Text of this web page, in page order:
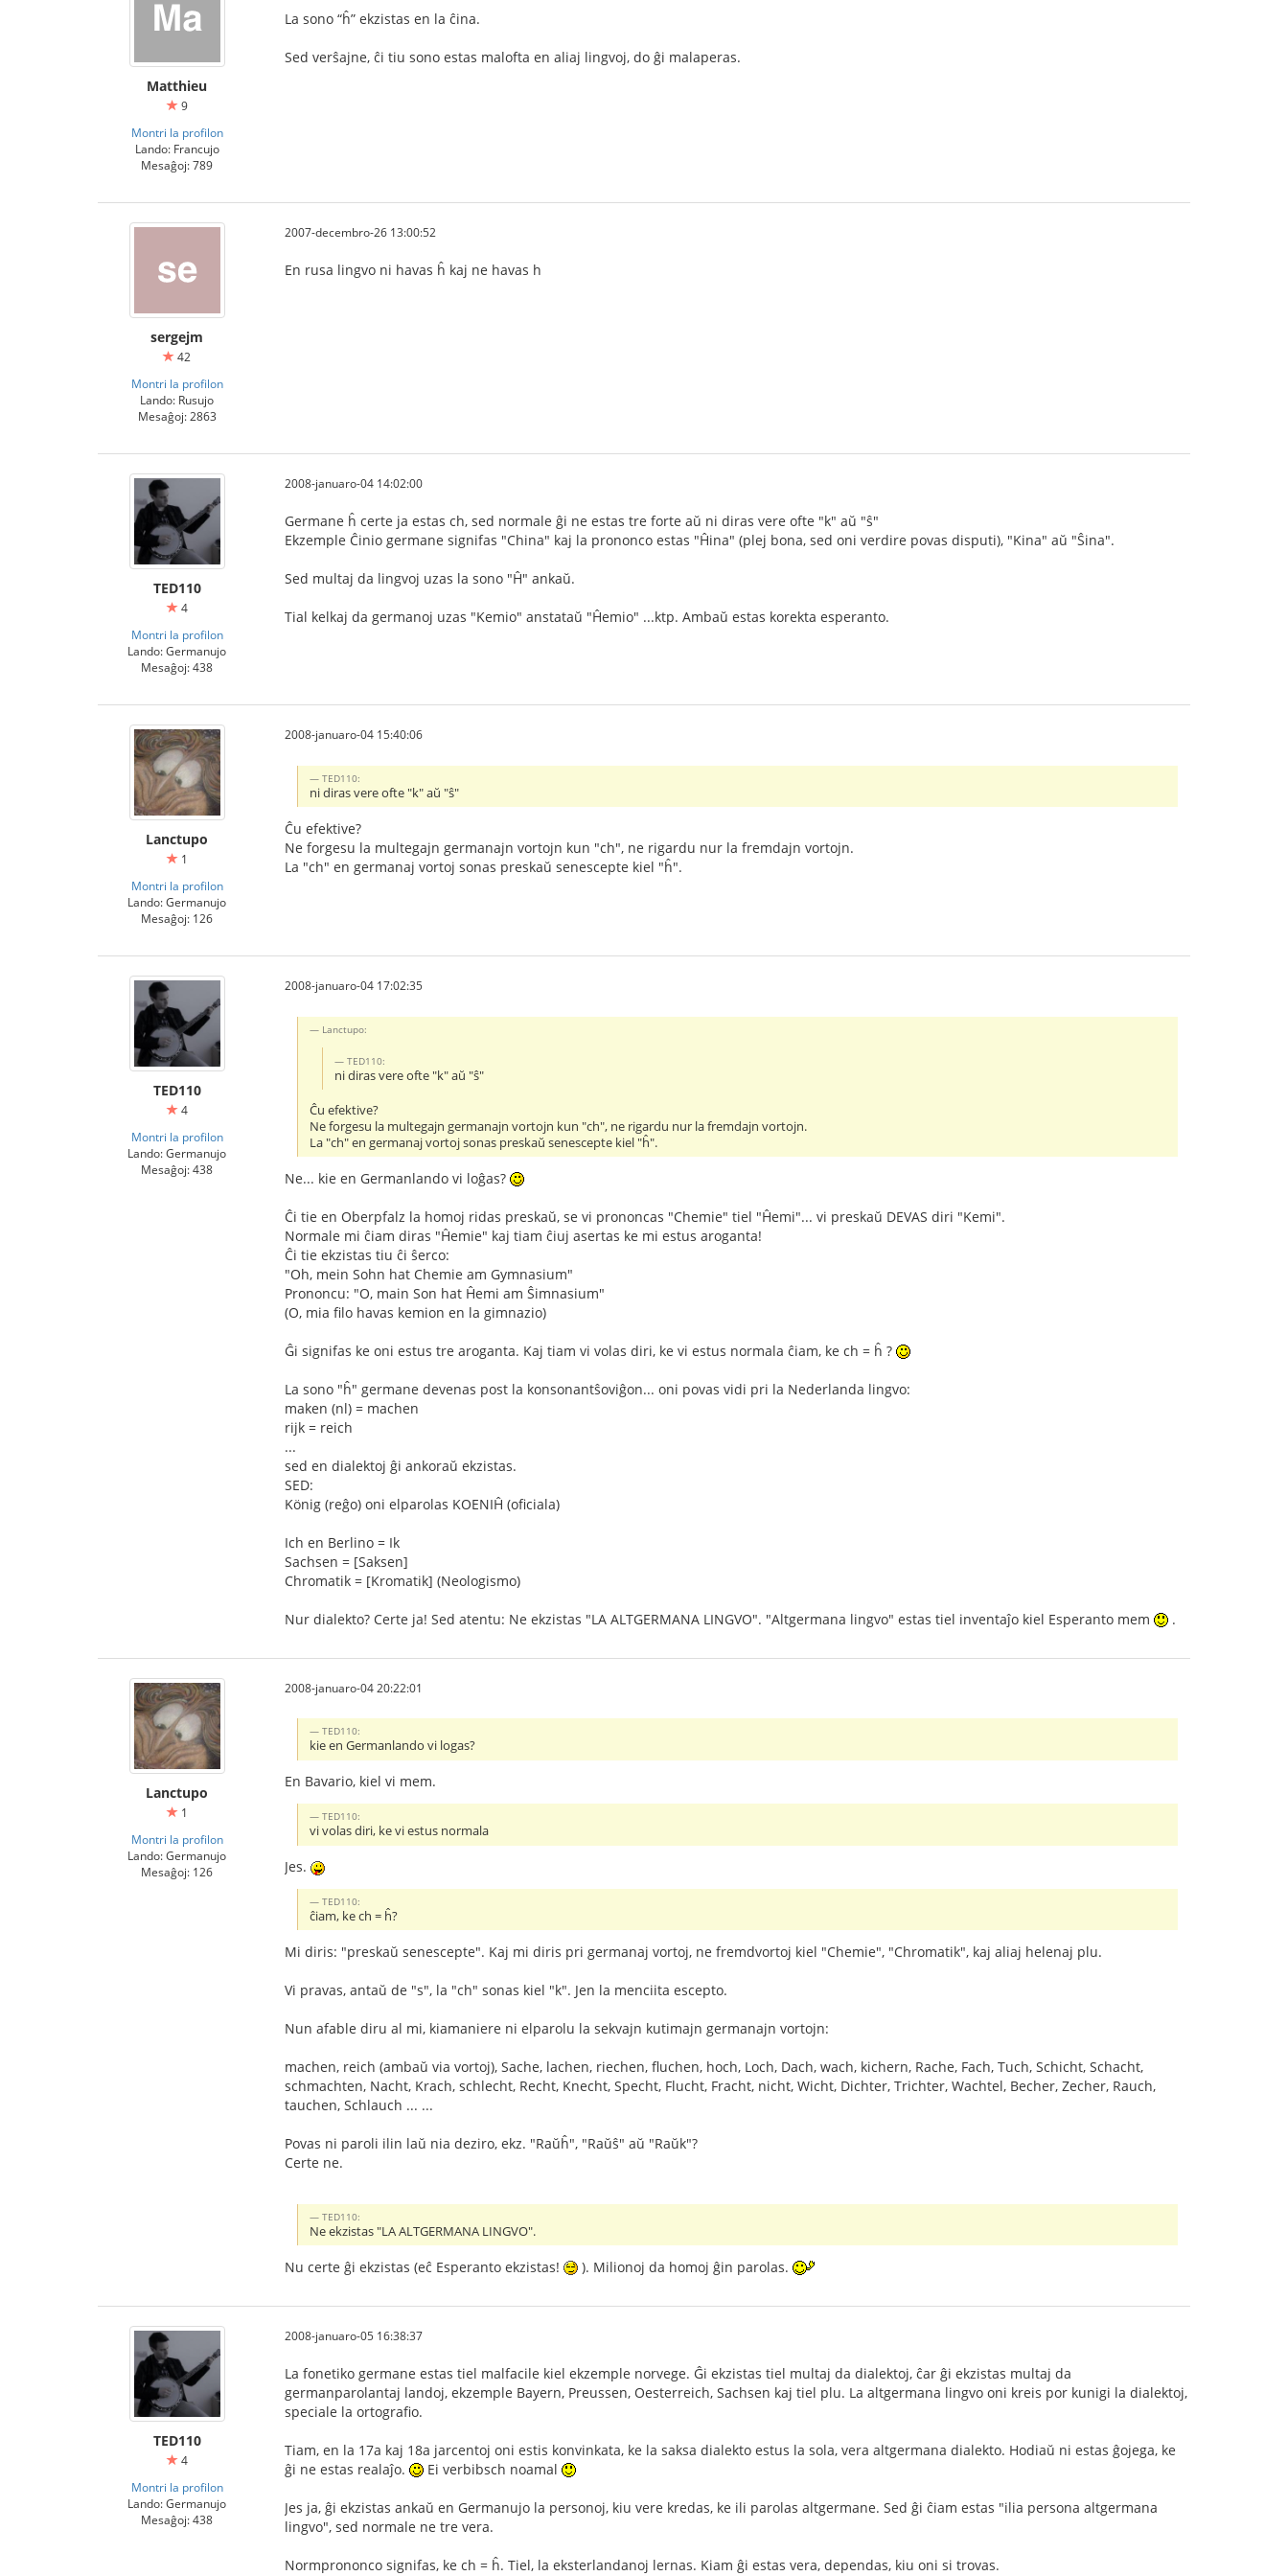
Matthieu
9
Montri la profilon
Lando: Francujo
Mesaĝoj: 789
La sono “ĥ” ekzistas en la ĉina.
Sed verŝajne, ĉi tiu sono estas malofta en aliaj lingvoj, do ĝi malaperas.
sergejm
42
Montri la profilon
Lando: Rusujo
Mesaĝoj: 2863
2007-decembro-26 13:00:52
En rusa lingvo ni havas ĥ kaj ne havas h
TED110
4
Montri la profilon
Lando: Germanujo
Mesaĝoj: 438
2008-januaro-04 14:02:00
Germane ĥ certe ja estas ch, sed normale ĝi ne estas tre forte aŭ ni diras vere ofte "k" aŭ "ŝ"
Ekzemple Ĉinio germane signifas "China" kaj la prononco estas "Ĥina" (plej bona, sed oni verdire povas disputi), "Kina" aŭ "Ŝina".
Sed multaj da lingvoj uzas la sono "Ĥ" ankaŭ.
Tial kelkaj da germanoj uzas "Kemio" anstataŭ "Ĥemio" ...ktp. Ambaŭ estas korekta esperanto.
Lanctupo
1
Montri la profilon
Lando: Germanujo
Mesaĝoj: 126
2008-januaro-04 15:40:06
TED110:
ni diras vere ofte "k" aŭ "ŝ"
Ĉu efektive?
Ne forgesu la multegajn germanajn vortojn kun "ch", ne rigardu nur la fremdajn vortojn.
La "ch" en germanaj vortoj sonas preskaŭ senescepte kiel "ĥ".
TED110
4
Montri la profilon
Lando: Germanujo
Mesaĝoj: 438
2008-januaro-04 17:02:35
Lanctupo:
TED110:
ni diras vere ofte "k" aŭ "ŝ"
Ĉu efektive?
Ne forgesu la multegajn germanajn vortojn kun "ch", ne rigardu nur la fremdajn vortojn.
La "ch" en germanaj vortoj sonas preskaŭ senescepte kiel "ĥ".
Ne... kie en Germanlando vi loĝas?
Ĉi tie en Oberpfalz la homoj ridas preskaŭ, se vi prononcas "Chemie" tiel "Ĥemi"... vi preskaŭ DEVAS diri "Kemi".
Normale mi ĉiam diras "Ĥemie" kaj tiam ĉiuj asertas ke mi estus aroganta!
Ĉi tie ekzistas tiu ĉi ŝerco:
"Oh, mein Sohn hat Chemie am Gymnasium"
Prononcu: "O, main Son hat Ĥemi am Ŝimnasium"
(O, mia filo havas kemion en la gimnazio)
Ĝi signifas ke oni estus tre aroganta. Kaj tiam vi volas diri, ke vi estus normala ĉiam, ke ch = ĥ ?
La sono "ĥ" germane devenas post la konsonantŝoviĝon... oni povas vidi pri la Nederlanda lingvo:
maken (nl) = machen
rijk = reich
...
sed en dialektoj ĝi ankoraŭ ekzistas.
SED:
König (reĝo) oni elparolas KOENIĤ (oficiala)
Ich en Berlino = Ik
Sachsen = [Saksen]
Chromatik = [Kromatik] (Neologismo)
Nur dialekto? Certe ja! Sed atentu: Ne ekzistas "LA ALTGERMANA LINGVO". "Altgermana lingvo" estas tiel inventaĵo kiel Esperanto mem .
Lanctupo
1
Montri la profilon
Lando: Germanujo
Mesaĝoj: 126
2008-januaro-04 20:22:01
TED110:
kie en Germanlando vi logas?
En Bavario, kiel vi mem.
TED110:
vi volas diri, ke vi estus normala
Jes.
TED110:
ĉiam, ke ch = ĥ?
Mi diris: "preskaŭ senescepte". Kaj mi diris pri germanaj vortoj, ne fremdvortoj kiel "Chemie", "Chromatik", kaj aliaj helenaj plu.
Vi pravas, antaŭ de "s", la "ch" sonas kiel "k". Jen la menciita escepto.
Nun afable diru al mi, kiamaniere ni elparolu la sekvajn kutimajn germanajn vortojn:
machen, reich (ambaŭ via vortoj), Sache, lachen, riechen, fluchen, hoch, Loch, Dach, wach, kichern, Rache, Fach, Tuch, Schicht, Schacht,
schmachten, Nacht, Krach, schlecht, Recht, Knecht, Specht, Flucht, Fracht, nicht, Wicht, Dichter, Trichter, Wachtel, Becher, Zecher, Rauch,
tauchen, Schlauch ... ...
Povas ni paroli ilin laŭ nia deziro, ekz. "Raŭĥ", "Raŭŝ" aŭ "Raŭk"?
Certe ne.
TED110:
Ne ekzistas "LA ALTGERMANA LINGVO".
Nu certe ĝi ekzistas (eĉ Esperanto ekzistas! ). Milionoj da homoj ĝin parolas.
TED110
4
Montri la profilon
Lando: Germanujo
Mesaĝoj: 438
2008-januaro-05 16:38:37
La fonetiko germane estas tiel malfacile kiel ekzemple norvege. Ĝi ekzistas tiel multaj da dialektoj, ĉar ĝi ekzistas multaj da
germanparolantaj landoj, ekzemple Bayern, Preussen, Oesterreich, Sachsen kaj tiel plu. La altgermana lingvo oni kreis por kunigi la dialektoj,
speciale la ortografio.
Tiam, en la 17a kaj 18a jarcentoj oni estis konvinkata, ke la saksa dialekto estus la sola, vera altgermana dialekto. Hodiaŭ ni estas ĝojega, ke
ĝi ne estas realaĵo.
Ei verbibsch noamal
Jes ja, ĝi ekzistas ankaŭ en Germanujo la personoj, kiu vere kredas, ke ili parolas altgermane. Sed ĝi ĉiam estas "ilia persona altgermana
lingvo", sed normale ne tre vera.
Normprononco signifas, ke ch = ĥ. Tiel, la eksterlandanoj lernas. Kiam ĝi estas vera, dependas, kiu oni si trovas.